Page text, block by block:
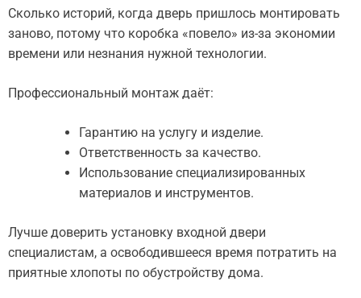
Сколько историй, когда дверь пришлось монтировать
заново, потому что коробка «повело» из-за экономии
времени или незнания нужной технологии.
Профессиональный монтаж даёт:
Гарантию на услугу и изделие.
Ответственность за качество.
Использование специализированных
материалов и инструментов.
Лучше доверить установку входной двери
специалистам, а освободившееся время потратить на
приятные хлопоты по обустройству дома.